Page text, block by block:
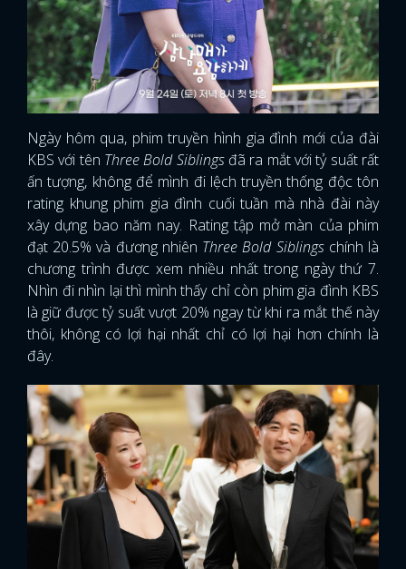
Ngày hôm qua, phim truyền hình gia đình mới của đài
KBS với tên Three Bold Siblings đã ra mắt với tỷ suất rất
ấn tượng, không để mình đi lệch truyền thống độc tôn
rating khung phim gia đình cuối tuần mà nhà đài này
xây dựng bao năm nay. Rating tập mở màn của phim
đạt 20.5% và đương nhiên Three Bold Siblingschính là
chương trình được xem nhiều nhất trong ngày thứ 7.
Nhìn đi nhìn lại thì mình thấy chỉ còn phim gia đình KBS
là giữ được tỷ suất vượt 20% ngay từ khi ra mắt thế này
thôi, không có lợi hại nhất chỉ có lợi hại hơn chính là
đây.